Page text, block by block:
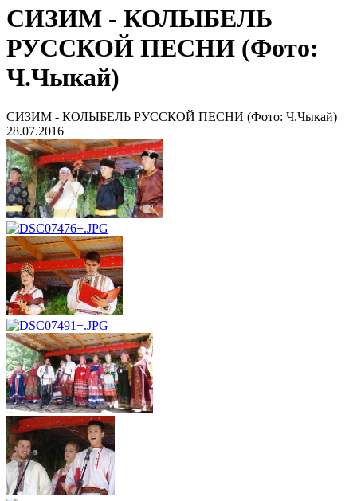
СИЗИМ - КОЛЫБЕЛЬ
РУССКОЙ ПЕСНИ (Фото:
Ч.Чыкай)
СИЗИМ - КОЛЫБЕЛЬ РУССКОЙ ПЕСНИ (Фото: Ч.Чыкай)
28.07.2016